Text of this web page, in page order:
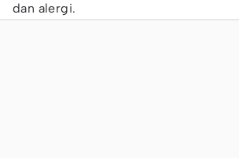
dan alergi.